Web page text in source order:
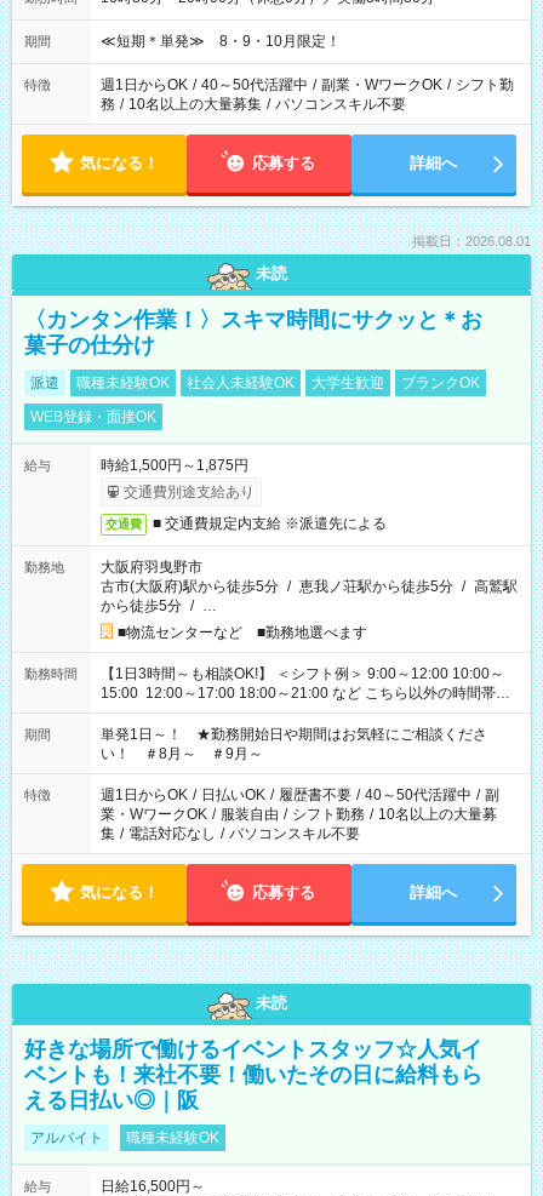
期間 ≪短期＊単発≫ 8・9・10月限定！
特徴 週1日からOK / 40～50代活躍中 / 副業・WワークOK / シフト勤
務 / 10名以上の大量募集 / パソコンスキル不要
気になる！ 応募する 詳細へ
掲載日：2026.08.01
未読
〈カンタン作業！〉スキマ時間にサクッと＊お
菓子の仕分け
派遣 職種未経験OK 社会人未経験OK 大学生歓迎
ブランクOK
WEB登録・面接OK
給与
時給1,500円～1,875円
交通費別途支給あり
交通費 ■ 交通費規定内支給 ※派遣先による
勤務地
大阪府羽曳野市
古市(大阪府)駅から徒歩5分 / 恵我ノ荘駅から徒歩5分 / 高鷲駅
から徒歩5分 / …
■物流センターなど ■勤務地選べます
勤務時間
【1日3時間～も相談OK!】 ＜シフト例＞ 9:00～12:00 10:00～
15:00 12:00～17:00 18:00～21:00 など こちら以外の時間帯も
お気軽にご相談ください！
期間
単発1日～！ ★勤務開始日や期間はお気軽にご相談くださ
い！ ＃8月～ ＃9月～
特徴 週1日からOK / 日払いOK / 履歴書不要 / 40～50代活躍中 / 副
業・WワークOK / 服装自由 / シフト勤務 / 10名以上の大量募
集 / 電話対応なし / パソコンスキル不要
気になる！ 応募する 詳細へ
未読
好きな場所で働けるイベントスタッフ☆人気イ
ベントも！来社不要！働いたその日に給料もら
える日払い◎｜阪
アルバイト 職種未経験OK
給与
日給16,500円～